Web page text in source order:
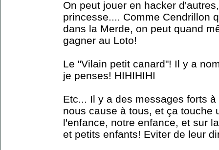
On peut jouer en hacker
princesse.... Comme Cendrillon
dans la Merde, on peut quand
gagner au Loto!
Le "Vilain petit canard"! Il y a
je penses! HIHIHIHI
Etc... Il y a des messages forts
nous cause à tous, et ça touche
l'enfance, notre enfance, et sur
et petits enfants! Eviter de leur